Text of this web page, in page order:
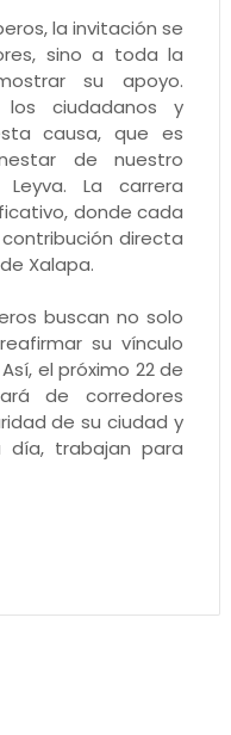
la invitación se
sino a toda la
su apoyo.
ciudadanos y
causa, que es
de nuestro
Leyva. La carrera
donde cada
directa
Xalapa.
buscan no solo
su vínculo
el próximo 22 de
de corredores
de su ciudad y
trabajan para